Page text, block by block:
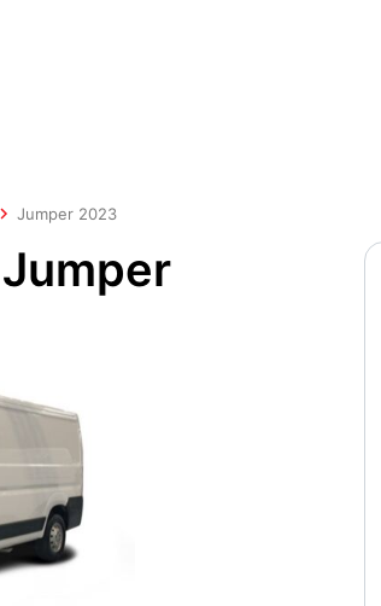
Jumper 2023